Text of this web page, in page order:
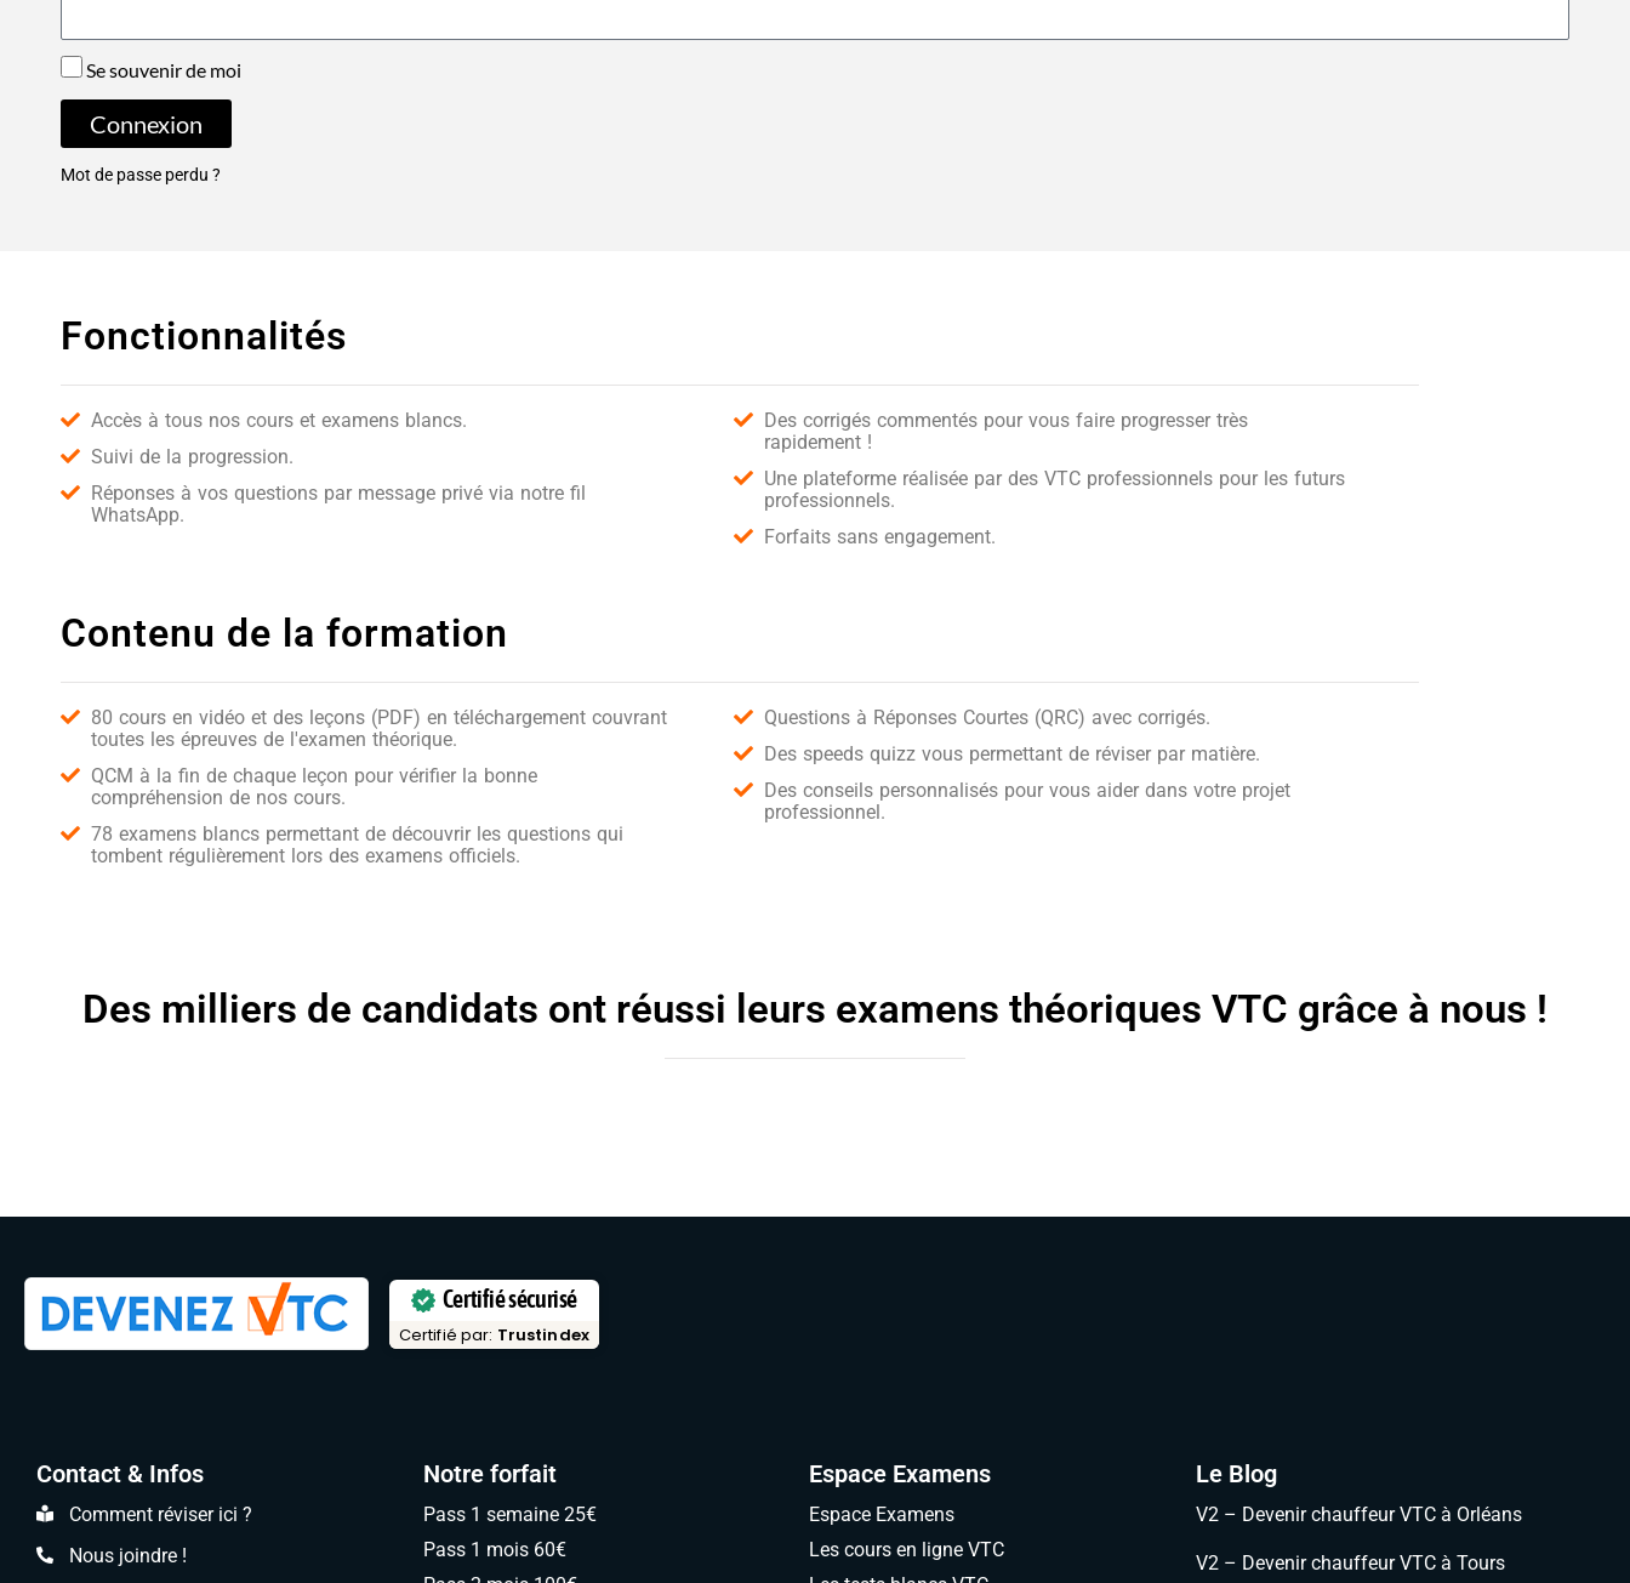
Se souvenir de moi
Connexion
Mot de passe perdu ?
Fonctionnalités
Accès à tous nos cours et examens blancs.
Suivi de la progression.
Réponses à vos questions par message privé via notre fil
WhatsApp.
Des corrigés commentés pour vous faire progresser très
rapidement !
Une plateforme réalisée par des VTC professionnels pour les futurs
professionnels.
Forfaits sans engagement.
Contenu de la formation
80 cours en vidéo et des leçons (PDF) en téléchargement couvrant
toutes les épreuves de l'examen théorique.
QCM à la fin de chaque leçon pour vérifier la bonne
compréhension de nos cours.
78 examens blancs permettant de découvrir les questions qui
tombent régulièrement lors des examens officiels.
Questions à Réponses Courtes (QRC) avec corrigés.
Des speeds quizz vous permettant de réviser par matière.
Des conseils personnalisés pour vous aider dans votre projet
professionnel.
Des milliers de candidats ont réussi leurs examens théoriques VTC grâce à nous !
Certifié sécurisé
Certifié par: Trustindex
Contact & Infos
Comment réviser ici ?
Nous joindre !
Notre forfait
Pass 1 semaine 25€
Pass 1 mois 60€
Espace Examens
Espace Examens
Les cours en ligne VTC
Le Blog
V2 – Devenir chauffeur VTC à Orléans
V2 – Devenir chauffeur VTC à Tours